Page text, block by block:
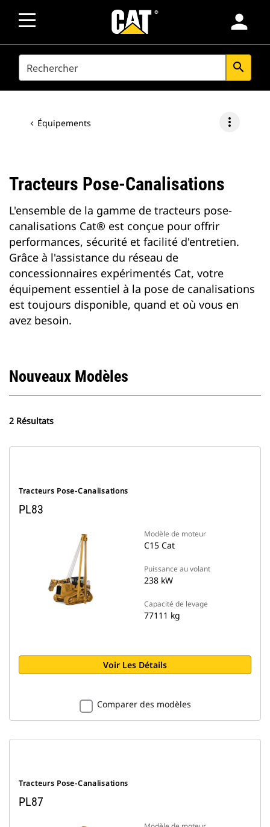
person
SEARCH search
Équipements more_vert
Tracteurs Pose-Canalisations
L'ensemble de la gamme de tracteurs pose-
canalisations Cat® est conçue pour offrir
performances, sécurité et facilité d'entretien.
Grâce à l'assistance du réseau de
concessionnaires expérimentés Cat, votre
équipement essentiel à la pose de canalisations
est toujours disponible, quand et où vous en
avez besoin.
Nouveaux Modèles
2 Résultats
Tracteurs Pose-Canalisations
PL83
Modèle de moteur
C15 Cat
Puissance au volant
238 kW
Capacité de levage
77111 kg
Voir Les Détails
Comparer des modèles
Tracteurs Pose-Canalisations
PL87